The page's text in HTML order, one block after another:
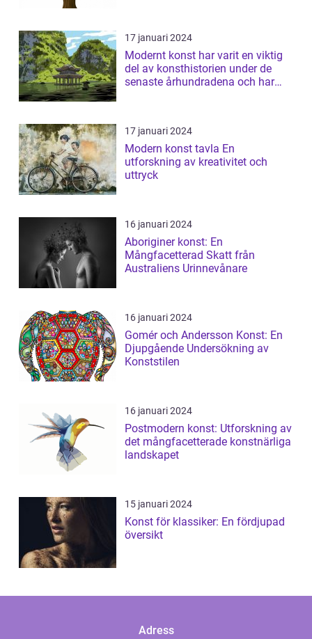
17 januari 2024
Modernt konst har varit en viktig
del av konsthistorien under de
senaste århundradena och har
17 januari 2024
Modern konst tavla En
utforskning av kreativitet och
uttryck
16 januari 2024
Aboriginer konst: En
Mångfacetterad Skatt från
Australiens Urinnevånare
16 januari 2024
Gomér och Andersson Konst: En
Djupgående Undersökning av
Konststilen
16 januari 2024
Postmodern konst: Utforskning av
det mångfacetterade konstnärliga
landskapet
15 januari 2024
Konst för klassiker: En fördjupad
översikt
Adress